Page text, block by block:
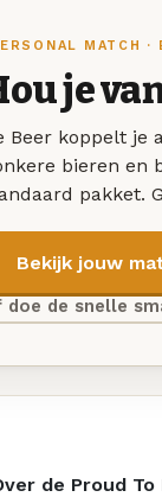
MATCH ·
je
Beer koppelt je
bieren en
pakket.
Bekijk jouw
doe de snelle
de Proud